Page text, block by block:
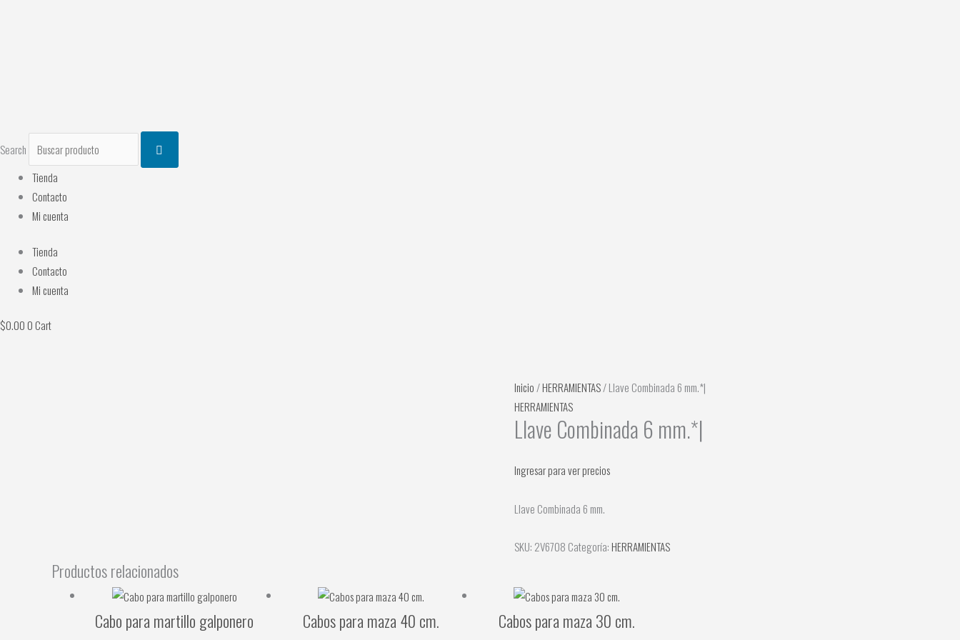
Search
Tienda
Contacto
Mi cuenta
Tienda
Contacto
Mi cuenta
$0.000Cart
Inicio/HERRAMIENTAS/ Llave Combinada 6 mm.*|
HERRAMIENTAS
Llave Combinada 6 mm.*|
Ingresar para ver precios
Llave Combinada 6 mm.
SKU: 2V6708 Categoría:HERRAMIENTAS
Productos relacionados
Cabo para martillo galponero Cabos para maza 40 cm. Cabos para maza 30 cm.